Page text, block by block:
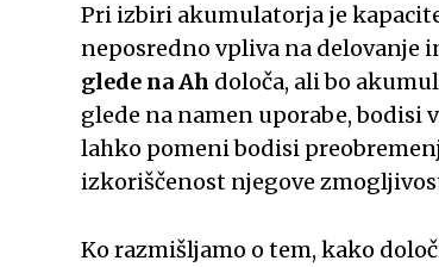
Pri izbiri akumulatorja je
neposredno vpliva na delovanje
glede na Ah določa, ali bo
glede na namen uporabe, bodisi
lahko pomeni bodisi
izkoriščenost njegove
Ko razmišljamo o tem, kako